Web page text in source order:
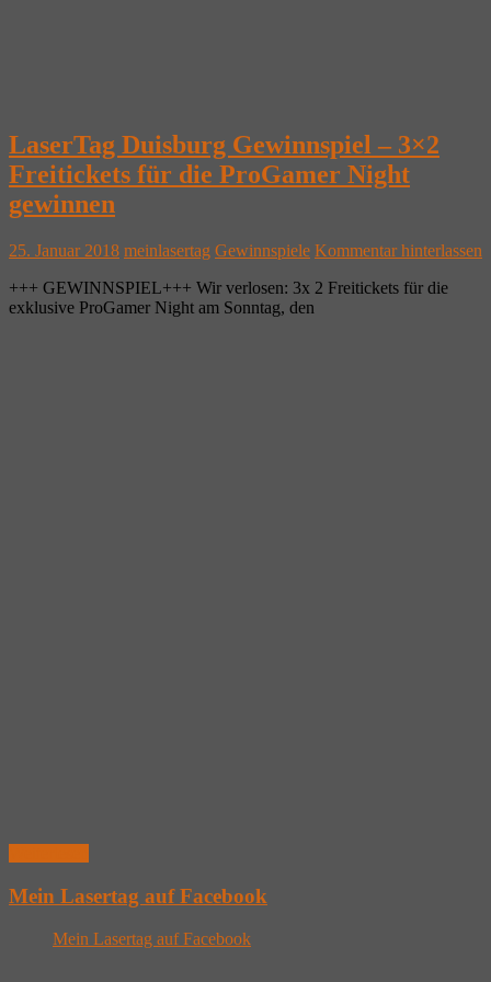
LaserTag Duisburg Gewinnspiel – 3×2
Freitickets für die ProGamer Night
gewinnen
25. Januar 2018 meinlasertag Gewinnspiele Kommentar hinterlassen
+++ GEWINNSPIEL+++ Wir verlosen: 3x 2 Freitickets für die
exklusive ProGamer Night am Sonntag, den
Mein Lasertag auf Facebook
Mein Lasertag auf Facebook